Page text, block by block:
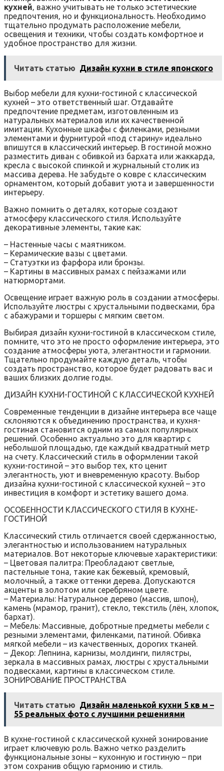
кухней‚ важно учитывать не только эстетические
предпочтения‚ но и функциональность. Необходимо
тщательно продумать расположение мебели‚
освещения и техники‚ чтобы создать комфортное и
удобное пространство для жизни.
Читать статью Дизайн кухни в стиле японского
Выбор мебели для кухни-гостиной с классической
кухней – это ответственный шаг. Отдавайте
предпочтение предметам‚ изготовленным из
натуральных материалов или их качественной
имитации. Кухонные шкафы с филенками‚ резными
элементами и фурнитурой «под старину» идеально
впишутся в классический интерьер. В гостиной можно
разместить диван с обивкой из бархата или жаккарда‚
кресла с высокой спинкой и журнальный столик из
массива дерева. Не забудьте о ковре с классическим
орнаментом‚ который добавит уюта и завершенности
интерьеру.
Важно помнить о деталях‚ которые создают
атмосферу классического стиля. Используйте
декоративные элементы‚ такие как:
– Настенные часы с маятником.
– Керамические вазы с цветами.
– Статуэтки из фарфора или бронзы.
– Картины в массивных рамах с пейзажами или
натюрмортами.
Освещение играет важную роль в создании атмосферы.
Используйте люстры с хрустальными подвесками‚ бра
с абажурами и торшеры с мягким светом.
Выбирая дизайн кухни-гостиной в классическом стиле‚
помните‚ что это не просто оформление интерьера‚ это
создание атмосферы уюта‚ элегантности и гармонии.
Тщательно продумайте каждую деталь‚ чтобы
создать пространство‚ которое будет радовать вас и
ваших близких долгие годы.
ДИЗАЙН КУХНИ-ГОСТИНОЙ С КЛАССИЧЕСКОЙ КУХНЕЙ
Современные тенденции в дизайне интерьера все чаще
склоняются к объединению пространства‚ и кухня-
гостиная становится одним из самых популярных
решений. Особенно актуально это для квартир с
небольшой площадью‚ где каждый квадратный метр
на счету. Классический стиль в оформлении такой
кухни-гостиной – это выбор тех‚ кто ценит
элегантность‚ уют и вневременную красоту. Выбор
дизайна кухни-гостиной с классической кухней – это
инвестиция в комфорт и эстетику вашего дома.
ОСОБЕННОСТИ КЛАССИЧЕСКОГО СТИЛЯ В КУХНЕ-
ГОСТИНОЙ
Классический стиль отличается своей сдержанностью‚
элегантностью и использованием натуральных
материалов. Вот некоторые ключевые характеристики:
– Цветовая палитра: Преобладают светлые‚
пастельные тона‚ такие как бежевый‚ кремовый‚
молочный‚ а также оттенки дерева. Допускаются
акценты в золотом или серебряном цвете.
– Материалы: Натуральное дерево (массив‚ шпон)‚
камень (мрамор‚ гранит)‚ стекло‚ текстиль (лён‚ хлопок‚
бархат).
– Мебель: Массивные‚ добротные предметы мебели с
резными элементами‚ филенками‚ патиной. Обивка
мягкой мебели – из качественных‚ дорогих тканей.
– Декор: Лепнина‚ карнизы‚ молдинги‚ пилястры‚
зеркала в массивных рамах‚ люстры с хрустальными
подвесками‚ картины в классическом стиле.
ЗОНИРОВАНИЕ ПРОСТРАНСТВА
Читать статью Дизайн маленькой кухни 5 кв м –
55 реальных фото с лучшими решениями
В кухне-гостиной с классической кухней зонирование
играет ключевую роль. Важно четко разделить
функциональные зоны – кухонную и гостиную – при
этом сохранив общую гармонию и стиль.